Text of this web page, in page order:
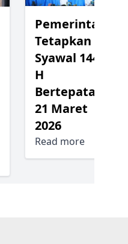
Pemerintah
Tetapkan 1
Syawal 1447
H
Bertepatan
21 Maret
2026
Read more